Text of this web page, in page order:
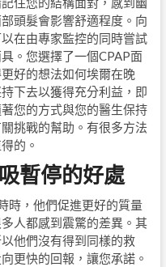
頭髮會影響舒適程度。向
在由專家監控的同時嘗試
。您選擇了一個CPAP面
好的想法如何埃爾在晚
下去以獲得充分利益，即
您的方式與您的醫生保持
挑戰的幫助。有很多方法
的。
暫停的好處
時，他們促進更好的質量
人都感到震驚的差異。其
他們沒有得到同樣的救
更快的回報，讓您承諾。